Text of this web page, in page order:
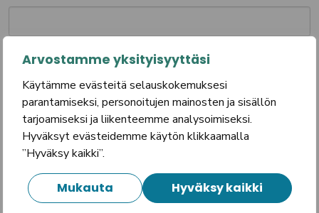
Arvostamme yksityisyyttäsi
Käytämme evästeitä selauskokemuksesi
parantamiseksi, personoitujen mainosten ja sisällön
tarjoamiseksi ja liikenteemme analysoimiseksi.
Hyväksyt evästeidemme käytön klikkaamalla
”Hyväksy kaikki”.
Mukauta Hyväksy kaikki
Korotetut km yhteensä
Pysäköintimaksut yhteensä
(euroa) Muistathan liittää kuitit mukaan
Liitteet